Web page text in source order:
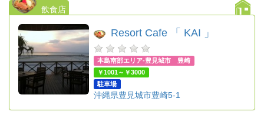
飲食店
Resort Cafe 「 KAI 」
本島南部エリア-豊見城市 豊崎
￥1001～￥3000
駐車場
沖縄県豊見城市豊崎5-1